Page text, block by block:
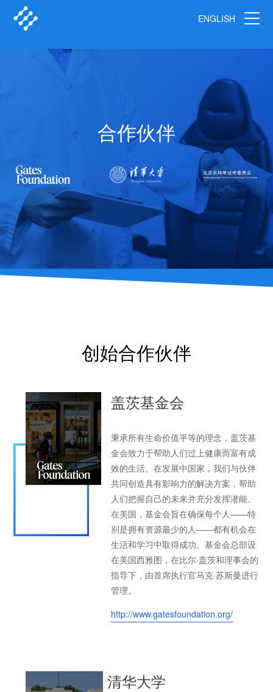
ENGLISH
合作伙伴
创始合作伙伴
盖茨基金会
秉承所有生命价值平等的理念，盖茨基
金会致力于帮助人们过上健康而富有成
效的生活。在发展中国家，我们与伙伴
共同创造具有影响力的解决方案，帮助
人们把握自己的未来并充分发挥潜能。
在美国，基金会旨在确保每个人——特
别是拥有资源最少的人——都有机会在
生活和学习中取得成功。基金会总部设
在美国西雅图，在比尔·盖茨和理事会的
指导下，由首席执行官马克·苏斯曼进行
管理。
http://www.gatesfoundation.org/
清华大学